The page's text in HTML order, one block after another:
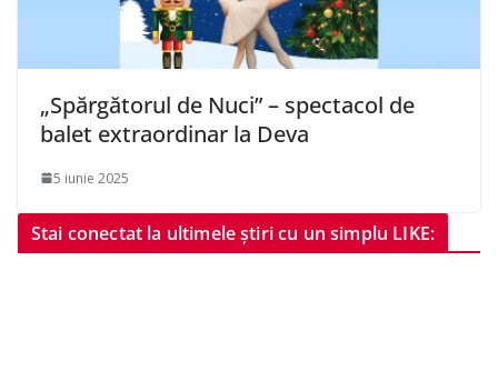
„Spărgătorul de Nuci” – spectacol de
balet extraordinar la Deva
5 iunie 2025
Stai conectat la ultimele știri cu un simplu LIKE: